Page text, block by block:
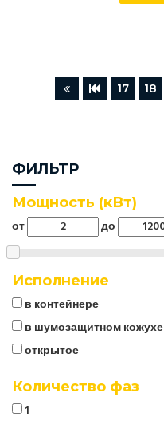
17 18
ФИЛЬТР
Мощность (кВт)
от до
Исполнение
в контейнере
в шумозащитном кожухе
открытое
Количество фаз
1